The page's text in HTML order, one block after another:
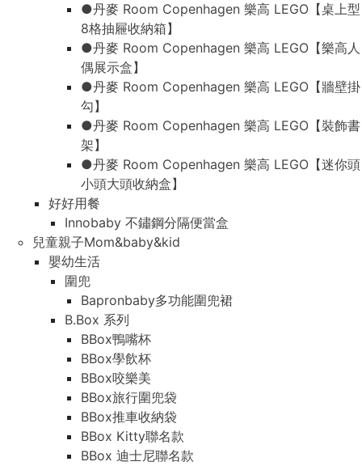
●丹麥 Room Copenhagen 樂高 LEGO【桌上型
8格抽屜收納箱】
●丹麥 Room Copenhagen 樂高 LEGO【樂高人
偶展示盒】
●丹麥 Room Copenhagen 樂高 LEGO【牆壁掛
勾】
●丹麥 Room Copenhagen 樂高 LEGO【裝飾書
架】
●丹麥 Room Copenhagen 樂高 LEGO【迷你頭
小頭大頭收納盒】
好好用餐
Innobaby 不鏽鋼分隔便當盒
兒童親子Mom&baby&kid
嬰幼生活
圍兜
Bapronbaby多功能圍兜裙
B.Box 系列
BBox鴨嘴杯
BBox學飲杯
BBox咬樂美
BBox旅行圍兜袋
BBox推車收納袋
BBox Kitty聯名款
BBox 迪士尼聯名款